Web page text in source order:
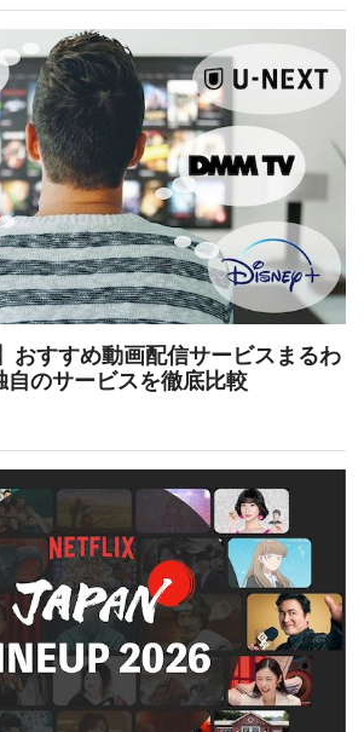
おすすめ動画配信サービスまるわ
のサービスを徹底比較